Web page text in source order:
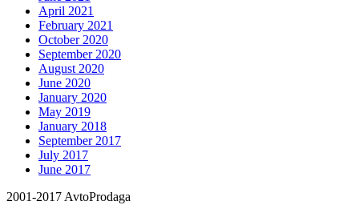
April 2021
February 2021
October 2020
September 2020
August 2020
June 2020
January 2020
May 2019
January 2018
September 2017
July 2017
June 2017
2001-2017 AvtoProdaga